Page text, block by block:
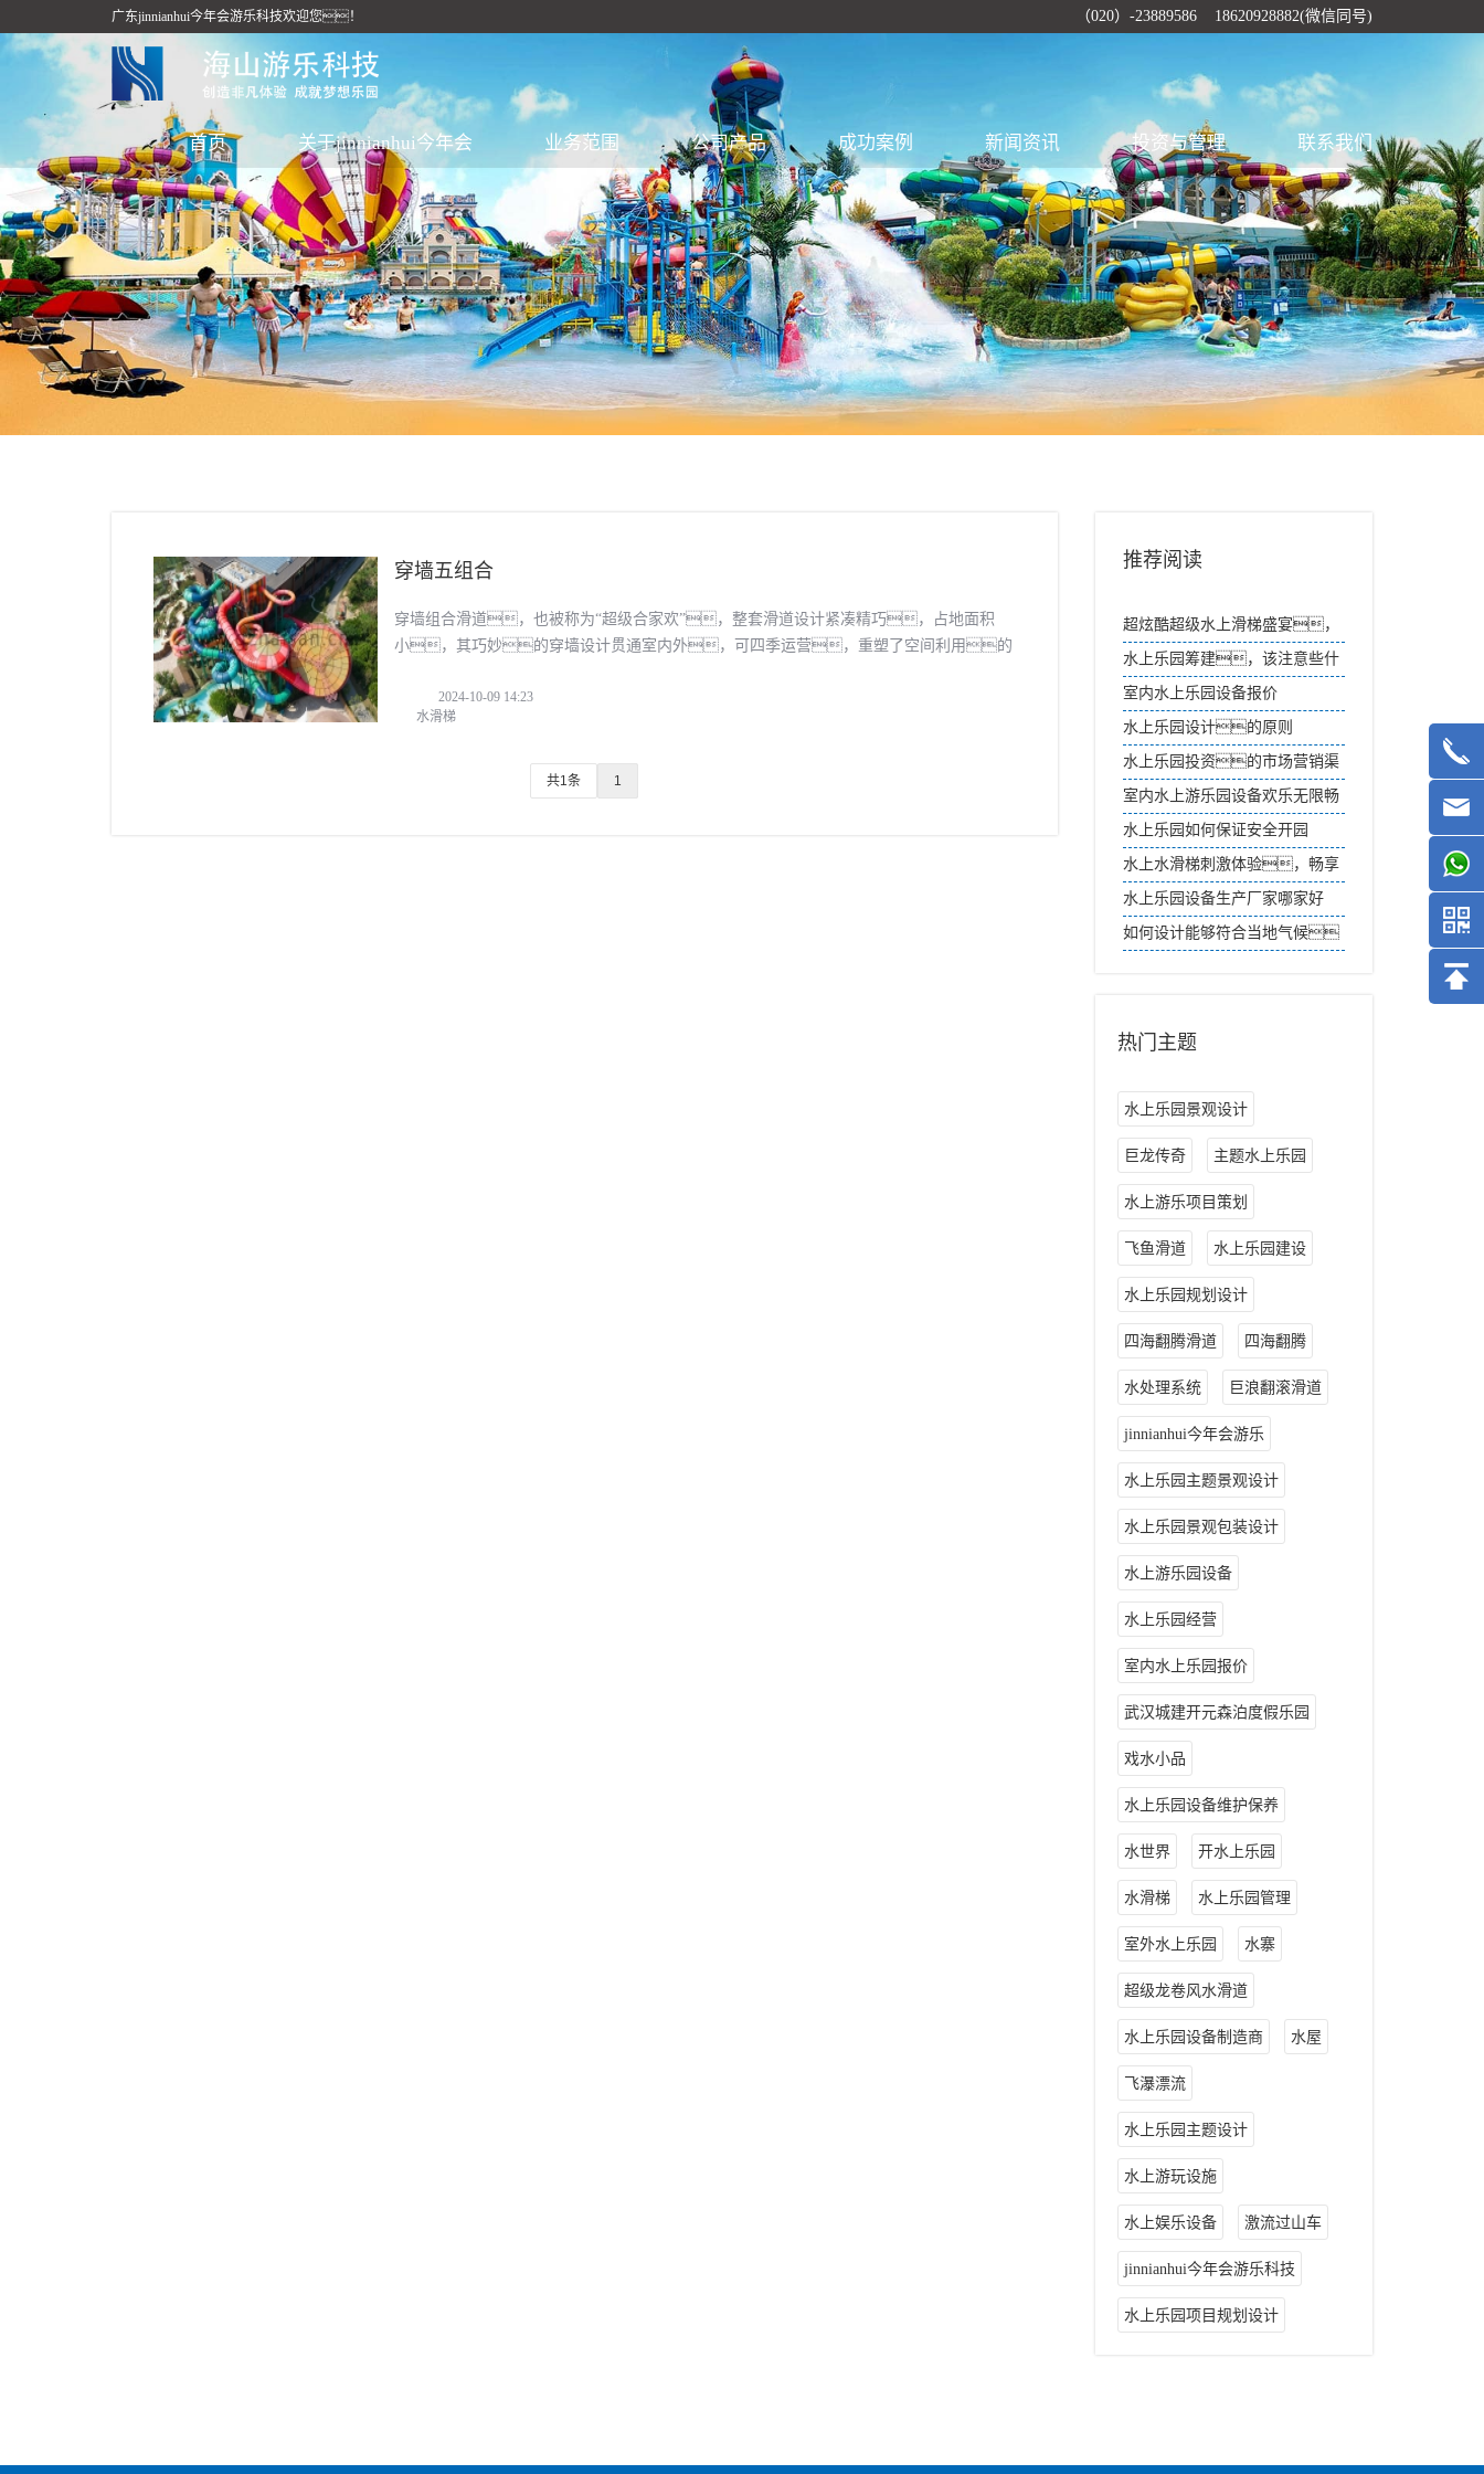
广东jinnianhui今年会游乐科技欢迎您！ （020）-23889586 18620928882(微信同号)
首页 关于jinnianhui今年会 业务范围 公司产品 成功案例 新闻资讯 投资与管理 联系我们
穿墙五组合
穿墙组合滑道，也被称为“超级合家欢”，整套滑道设计紧凑精巧，占地面积
小，其巧妙的穿墙设计贯通室内外，可四季运营，重塑了空间利用的
重以及流2024-10-09 14:23
水滑梯
共1条 1
推荐阅读
超炫酷超级水上滑梯盛宴，
畅享无尽欢愉
水上乐园筹建，该注意些什
么？
室内水上乐园设备报价
水上乐园设计的原则
水上乐园投资的市场营销渠
道如何选择？
室内水上游乐园设备欢乐无限畅
玩天地
水上乐园如何保证安全开园
水上水滑梯刺激体验，畅享
清凉夏日狂欢
水上乐园设备生产厂家哪家好
呢？
如何设计能够符合当地气候
热门主题
水上乐园景观设计
巨龙传奇 主题水上乐园
水上游乐项目策划
飞鱼滑道 水上乐园建设
水上乐园规划设计
四海翻腾滑道 四海翻腾
水处理系统 巨浪翻滚滑道
jinnianhui今年会游乐
水上乐园主题景观设计
水上乐园景观包装设计
水上游乐园设备
水上乐园经营
室内水上乐园报价
武汉城建开元森泊度假乐园
戏水小品
水上乐园设备维护保养
水世界 开水上乐园
水滑梯 水上乐园管理
室外水上乐园 水寨
超级龙卷风水滑道
水上乐园设备制造商 水屋
飞瀑漂流
水上乐园主题设计
水上游玩设施
水上娱乐设备 激流过山车
jinnianhui今年会游乐科技
水上乐园项目规划设计